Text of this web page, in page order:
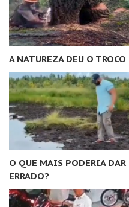
A NATUREZA DEU O TROCO
O QUE MAIS PODERIA DAR
ERRADO?